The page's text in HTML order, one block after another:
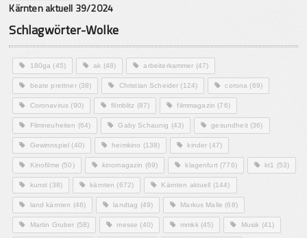
Kärnten aktuell 39/2024
Schlagwörter-Wolke
180ga (45) ak (48) arbeiterkammer (47)
beate prettner(38) Christian Scheider (124) corona (69)
Coronavirus (90) filmblitz (87) filmmagazin (76)
Filmneuheiten (64) Gaby Schaunig (43) gesundheit(36)
Gewinnspiel (40) heimkino (138) kinder (47)
Kinofilme (50) kinomagazin (69) klagenfurt(776) kt1 (53)
kunst (38) kärnten (672) Kärnten aktuell (144)
land kärnten (46) landtag (49) Markus Malle (68)
Martin Gruber (58) messe (40) mmkk(45) Musik (41)